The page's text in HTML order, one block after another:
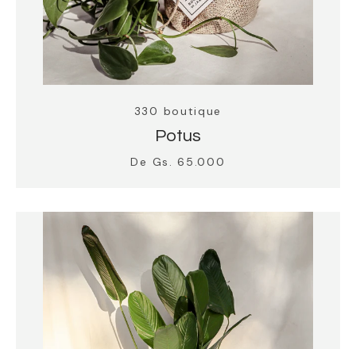
330 boutique
Potus
De Gs. 65.000